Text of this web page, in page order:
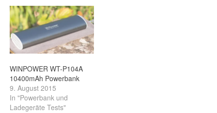
WINPOWER WT-P104A
10400mAh Powerbank
9. August 2015
In "Powerbank und
Ladegeräte Tests"